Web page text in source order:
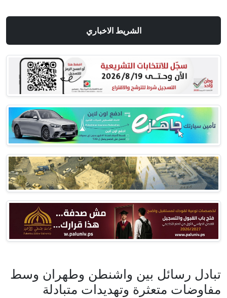
الشريط الاخباري
تبادل رسائل بين واشنطن وطهران وسط
مفاوضات متعثرة وتهديدات متبادلة